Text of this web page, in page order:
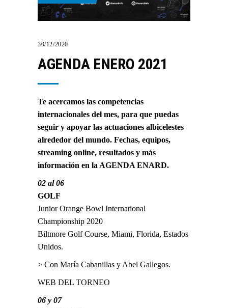
30/12/2020
AGENDA ENERO 2021
Te acercamos las competencias
internacionales del mes, para que puedas
seguir y apoyar las actuaciones albicelestes
alrededor del mundo. Fechas, equipos,
streaming online, resultados y más
información en la AGENDA ENARD.
02 al 06
GOLF
Junior Orange Bowl International
Championship 2020
Biltmore Golf Course, Miami, Florida, Estados
Unidos.
> Con María Cabanillas y Abel Gallegos.
WEB DEL TORNEO
06 y 07